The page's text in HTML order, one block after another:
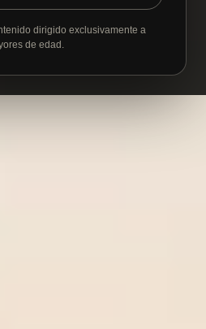
dirigido exclusivamente a
de edad.